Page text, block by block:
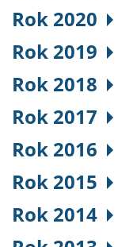
Rok 2020
Rok 2019
Rok 2018
Rok 2017
Rok 2016
Rok 2015
Rok 2014